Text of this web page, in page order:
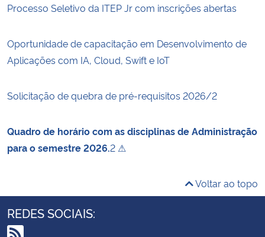
Processo Seletivo da ITEP Jr com inscrições abertas
Oportunidade de capacitação em Desenvolvimento de
Aplicações com IA, Cloud, Swift e IoT
Solicitação de quebra de pré-requisitos 2026/2
Quadro de horário com as disciplinas de Administração
para o semestre 2026.2 ⚠
Voltar ao topo
REDES SOCIAIS: